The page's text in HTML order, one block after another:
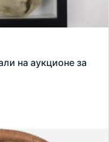
на аукционе за